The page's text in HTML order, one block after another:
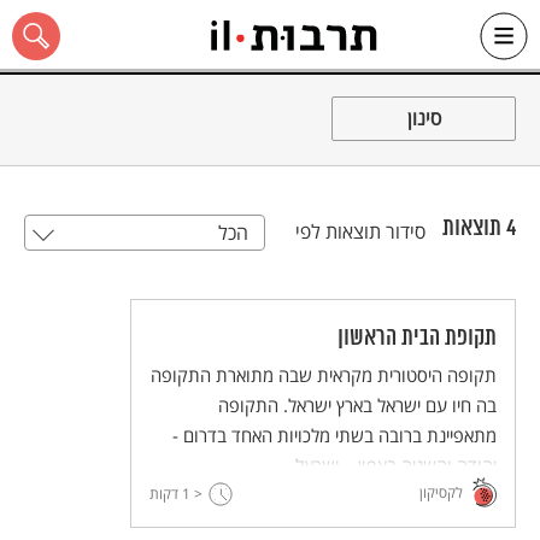
Skip
כל האתר
סינון
4 תוצאות סידור תוצאות לפי הכל
תקופת הבית הראשון
תקופה היסטורית מקראית שבה מתוארת התקופה
בה חיו עם ישראל בארץ ישראל. התקופה
מתאפיינת ברובה בשתי מלכויות האחד בדרום -
יהודה והשניה בצפון – ישראל.
לקסיקון < 1 דקות